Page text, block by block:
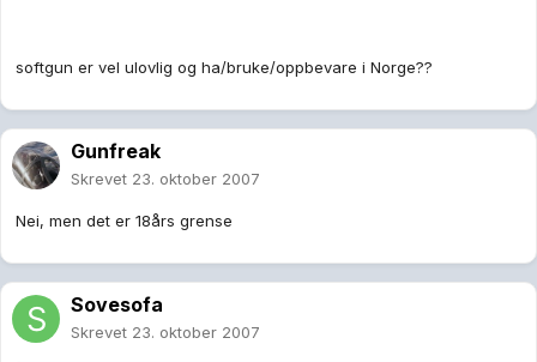
softgun er vel ulovlig og ha/bruke/oppbevare i Norge??
Gunfreak
Skrevet 23. oktober 2007
Nei, men det er 18års grense
Sovesofa
Skrevet 23. oktober 2007